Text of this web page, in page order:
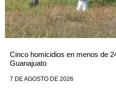
Cinco homicidios en menos de
Guanajuato
7 DE AGOSTO DE 2026